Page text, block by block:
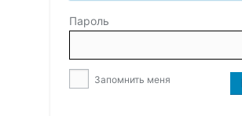
Пароль
Запомнить меня